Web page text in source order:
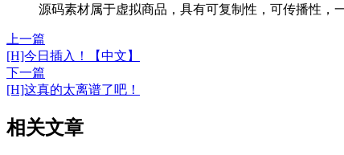
源码素材属于虚拟商品，具有可复制性，可传播性，
上一篇
[H]今日插入！【中文】
下一篇
[H]这真的太离谱了吧！
相关文章